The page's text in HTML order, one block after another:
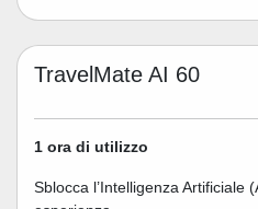
TravelMate AI 60
1 ora di utilizzo
Sblocca l’Intelligenza Artificiale